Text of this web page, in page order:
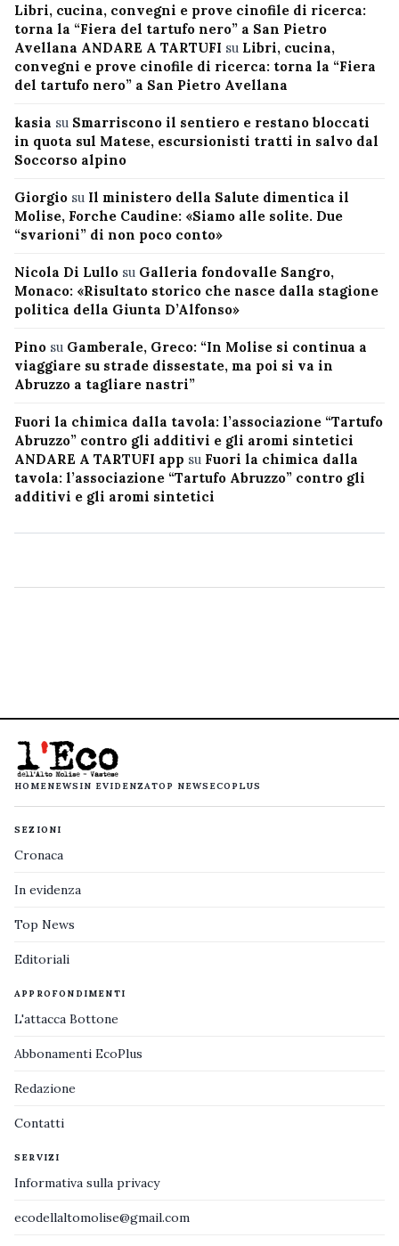
Libri, cucina, convegni e prove cinofile di ricerca:
torna la “Fiera del tartufo nero” a San Pietro
Avellana ANDARE A TARTUFI su Libri, cucina,
convegni e prove cinofile di ricerca: torna la “Fiera
del tartufo nero” a San Pietro Avellana
kasia su Smarriscono il sentiero e restano bloccati
in quota sul Matese, escursionisti tratti in salvo dal
Soccorso alpino
Giorgio su Il ministero della Salute dimentica il
Molise, Forche Caudine: «Siamo alle solite. Due
“svarioni” di non poco conto»
Nicola Di Lullo su Galleria fondovalle Sangro,
Monaco: «Risultato storico che nasce dalla stagione
politica della Giunta D’Alfonso»
Pino su Gamberale, Greco: “In Molise si continua a
viaggiare su strade dissestate, ma poi si va in
Abruzzo a tagliare nastri”
Fuori la chimica dalla tavola: l’associazione “Tartufo
Abruzzo” contro gli additivi e gli aromi sintetici
ANDARE A TARTUFI app su Fuori la chimica dalla
tavola: l’associazione “Tartufo Abruzzo” contro gli
additivi e gli aromi sintetici
HOMENEWS IN EVIDENZATOP NEWS ECOPLUS
SEZIONI
Cronaca
In evidenza
Top News
Editoriali
APPROFONDIMENTI
L'attacca Bottone
Abbonamenti EcoPlus
Redazione
Contatti
SERVIZI
Informativa sulla privacy
ecodellaltomolise@gmail.com